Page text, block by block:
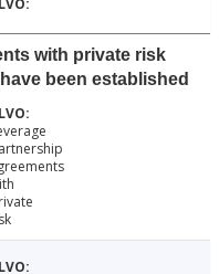
with private risk
been established